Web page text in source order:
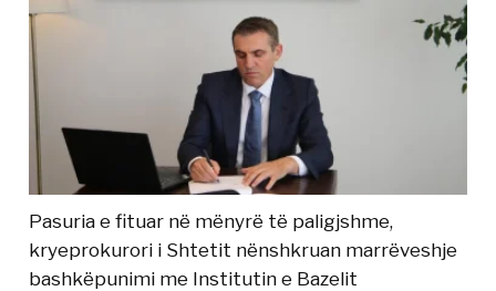
Pasuria e fituar në mënyrë të paligjshme,
kryeprokurori i Shtetit nënshkruan marrëveshje
bashkëpunimi me Institutin e Bazelit